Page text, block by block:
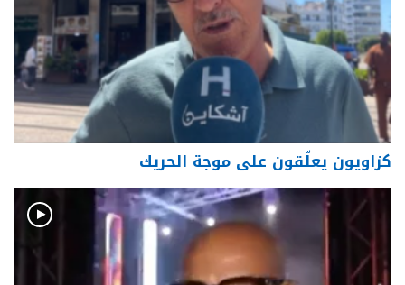
كزاويون يعلّقون على موجة الحريك